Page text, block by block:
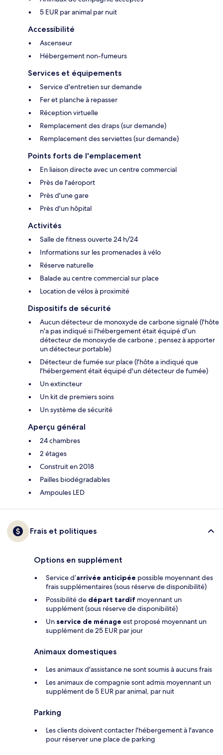
5 EUR par animal par nuit
Accessibilité
Ascenseur
Hébergement non-fumeurs
Services et équipements
Service d'entretien sur demande
Fer et planche à repasser
Réception virtuelle
Remplacement des draps (sur demande)
Remplacement des serviettes (sur demande)
Points forts de l'emplacement
En liaison directe avec un centre commercial
Près de l'aéroport
Près d'une gare
Près d'un hôpital
Activités
Salle de fitness ouverte 24 h/24
Informations sur les promenades à vélo
Réserve naturelle
Balade au centre commercial sur place
Location de vélos à proximité
Dispositifs de sécurité
Aucun détecteur de monoxyde de carbone signalé (l'hôte
n'a pas indiqué si l'hébergement était équipé d'un
détecteur de monoxyde de carbone ; pensez à apporter
un détecteur portable)
Détecteur de fumée sur place (l'hôte a indiqué que
l'hébergement était équipé d'un détecteur de fumée)
Un extincteur
Un kit de premiers soins
Un système de sécurité
Aperçu général
24 chambres
2 étages
Construit en 2018
Pailles biodégradables
Ampoules LED
Frais et politiques
Options en supplément
Service d’arrivée anticipée possible moyennant des
frais supplémentaires (sous réserve de disponibilité)
Possibilité de départ tardif moyennant un
supplément (sous réserve de disponibilité)
Un service de ménage est proposé moyennant un
supplément de 25 EUR par jour
Animaux domestiques
Les animaux d'assistance ne sont soumis à aucuns frais
Les animaux de compagnie sont admis moyennant un
supplément de 5 EUR par animal, par nuit
Parking
Les clients doivent contacter l'hébergement à l'avance
pour réserver une place de parking